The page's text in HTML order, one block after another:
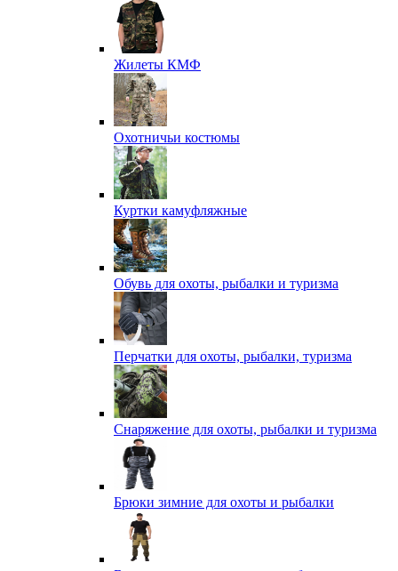
Жилеты КМФ
Охотничьи костюмы
Куртки камуфляжные
Обувь для охоты, рыбалки и туризма
Перчатки для охоты, рыбалки, туризма
Снаряжение для охоты, рыбалки и туризма
Брюки зимние для охоты и рыбалки